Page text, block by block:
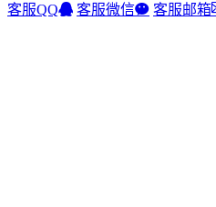
客服QQ
客服微信 客服邮箱